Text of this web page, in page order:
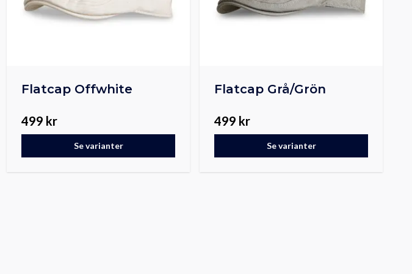
Flatcap Offwhite
499 kr
Se varianter
Flatcap Grå/Grön
499 kr
Se varianter